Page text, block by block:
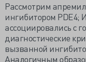
Рассмотрим
ингибитором PDE4;
ассоциировались с
диагностические
вызванной
Аналогичным